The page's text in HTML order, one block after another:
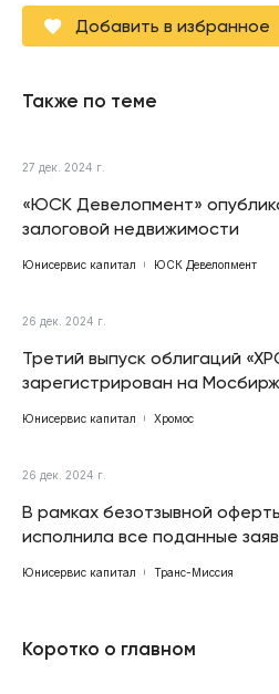
Добавить в избранное
Также по теме
27 дек. 2024 г.
«ЮСК Девелопмент»
залоговой недвижимости
Юнисервис капитал ЮСК Девелопмент
26 дек. 2024 г.
Третий выпуск облигаций
зарегистрирован на
Юнисервис капитал Хромос
26 дек. 2024 г.
В рамках безотзывной
исполнила все поданные
Юнисервис капитал Транс-Миссия
Коротко о главном